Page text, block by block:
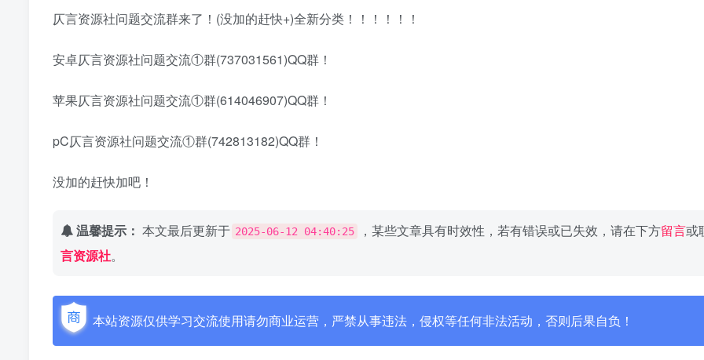
仄言资源社问题交流群来了！(没加的赶快+)全新分类！！！！！！
安卓仄言资源社问题交流①群(737031561)QQ群！
苹果仄言资源社问题交流①群(614046907)QQ群！
pC仄言资源社问题交流①群(742813182)QQ群！
没加的赶快加吧！
温馨提示： 本文最后更新于 2025-06-12 04:40:25 ，某些文章具有时效性，若有错误或已失效，请在下方留言或
言资源社。
本站资源仅供学习交流使用请勿商业运营，严禁从事违法，侵权等任何非法活动，否则后果自负！